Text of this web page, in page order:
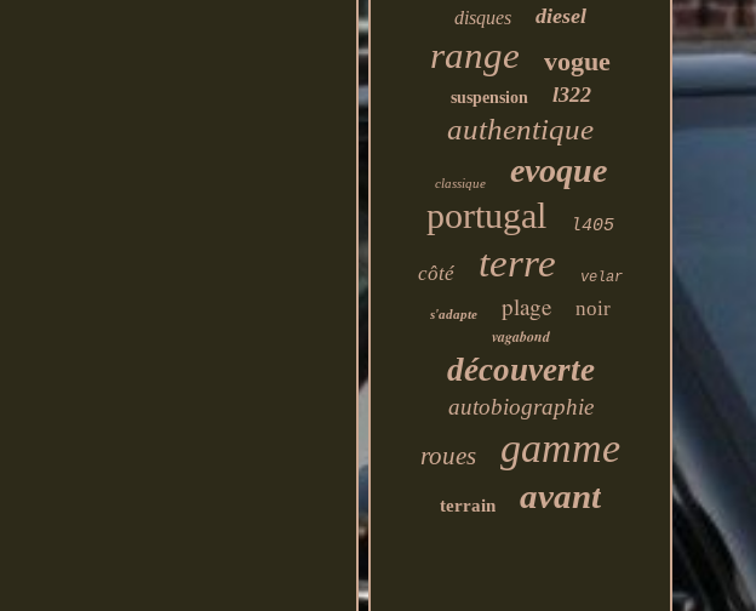
disques diesel
range vogue
suspension l322
authentique
classique evoque
portugal l405
côté terre velar
s'adapte plage noir
vagabond
découverte
autobiographie
roues gamme
terrain avant